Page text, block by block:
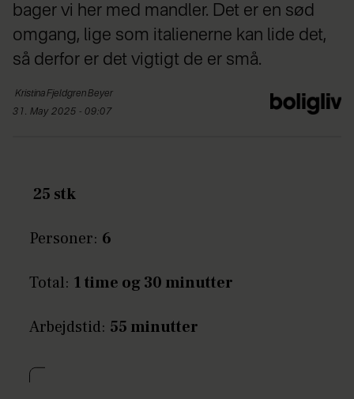
bager vi her med mandler. Det er en sød
omgang, lige som italienerne kan lide det,
så derfor er det vigtigt de er små.
Kristina FjeldgrenBeyer
31. May 2025 - 09:07
25 stk
Personer: 6
Total: 1 time og 30 minutter
Arbejdstid: 55 minutter